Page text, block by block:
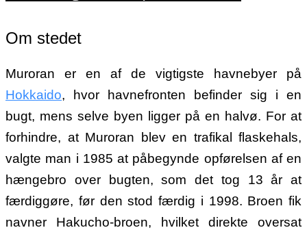
Om stedet
Muroran er en af de vigtigste havnebyer på
Hokkaido, hvor havnefronten befinder sig i en
bugt, mens selve byen ligger på en halvø. For at
forhindre, at Muroran blev en trafikal flaskehals,
valgte man i 1985 at påbegynde opførelsen af en
hængebro over bugten, som det tog 13 år at
færdiggøre, før den stod færdig i 1998. Broen fik
navner Hakucho-broen, hvilket direkte oversat